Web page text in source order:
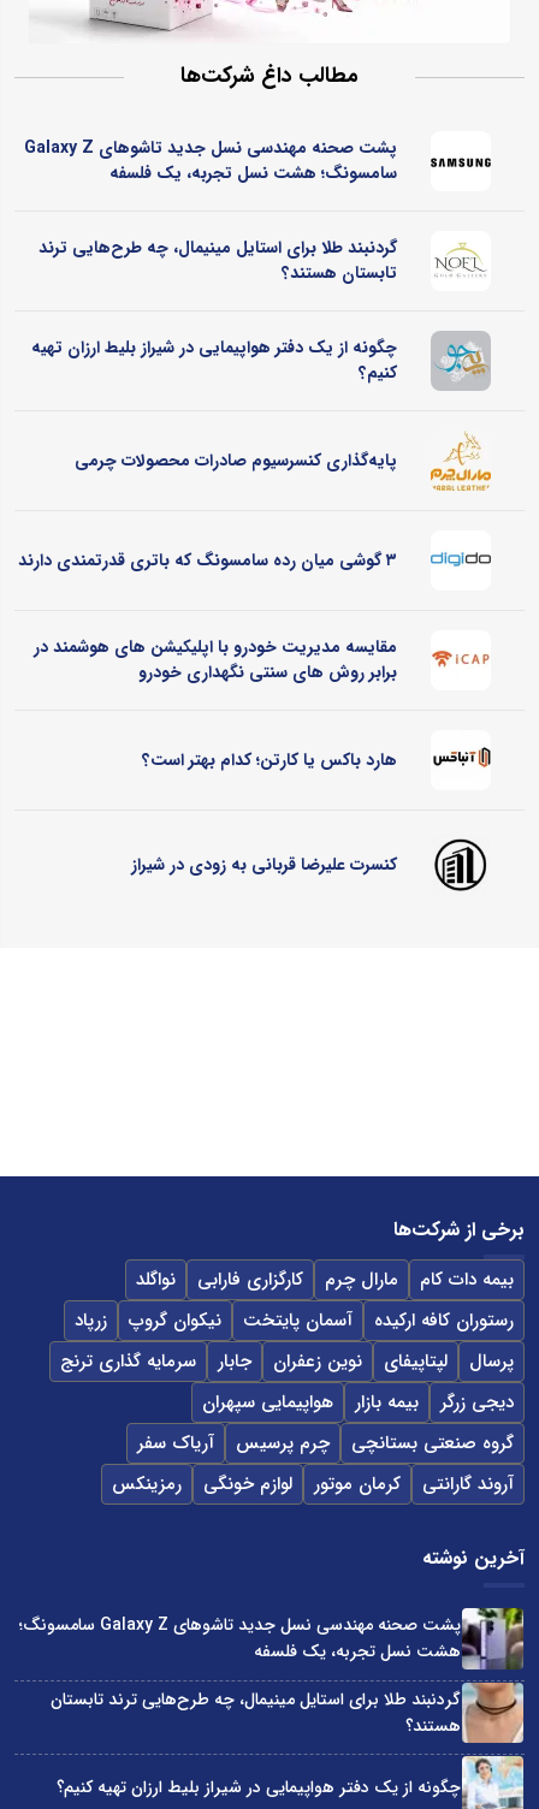
مطالب داغ شرکت‌ها
پشت صحنه مهندسی نسل جدید تاشوهای Galaxy Z
سامسونگ؛ هشت نسل تجربه، یک فلسفه
گردنبند طلا برای استایل مینیمال، چه طرح‌هایی ترند
تابستان هستند؟
چگونه از یک دفتر هواپیمایی در شیراز بلیط ارزان تهیه
کنیم؟
پایه‌گذاری کنسرسیوم صادرات محصولات چرمی
۳ گوشی میان رده سامسونگ که باتری قدرتمندی دارند
مقایسه مدیریت خودرو با اپلیکیشن های هوشمند در
برابر روش های سنتی نگهداری خودرو
هارد باکس یا کارتن؛ کدام بهتر است؟
کنسرت علیرضا قربانی به زودی در شیراز
برخی از شرکت‌ها
بیمه دات کام مارال چرم کارگزاری فارابی
نواگلد
رستوران کافه ارکیده
آسمان پایتخت نیکوان گروپ
زرپاد
پرسال
لپتاپیفای نوین زعفران جابار
سرمایه گذاری ترنج
دیجی زرگر
بیمه بازار
هواپیمایی سپهران
گروه صنعتی بستانچی
چرم پرسیس
آریاک سفر
آروند گارانتی
کرمان موتور لوازم خونگی رمزینکس
آخرین نوشته
پشت صحنه مهندسی نسل جدید تاشوهای Galaxy Z سامسونگ؛
هشت نسل تجربه، یک فلسفه
گردنبند طلا برای استایل مینیمال، چه طرح‌هایی ترند تابستان
هستند؟
چگونه از یک دفتر هواپیمایی در شیراز بلیط ارزان تهیه کنیم؟